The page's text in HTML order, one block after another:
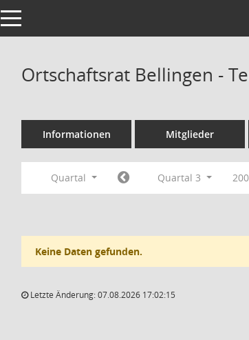
Toggle navigation
Ortschaftsrat Bellingen -
Informationen Mitglieder
Quartal Quartal 3
Keine Daten gefunden.
Letzte Änderung: 07.08.2026 17:02:15